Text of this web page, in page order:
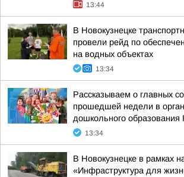
13:44
В Новокузнецке
провели рейд по
на водных объектах
13:34
Рассказываем о главных
прошедшей недели в
дошкольного образования
13:34
В Новокузнецке в рамках
«Инфраструктура для